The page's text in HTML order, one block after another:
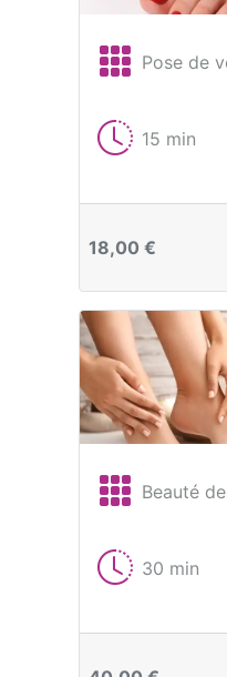
Pose de
15 min
18,00 €
Beauté
30 min